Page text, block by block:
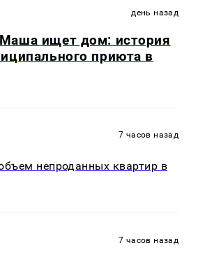
день назад
ищет дом: история
приюта в
7 часов назад
непроданных квартир в
7 часов назад